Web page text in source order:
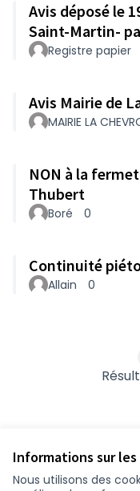
Informations sur
Nous utilisons des
Avis déposé le
Saint-Martin-
Registre papier
Avis Mairie de
MAIRIE LA
NON à la
Thubert
Boré 0
Continuité
Allain 0